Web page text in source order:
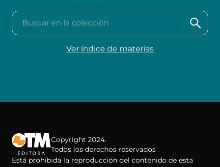
Buscar en la colección
Ver índice de materias
Copyright 2024.
Todos los derechos reservados
Está prohibida la reproducción del contenido de esta